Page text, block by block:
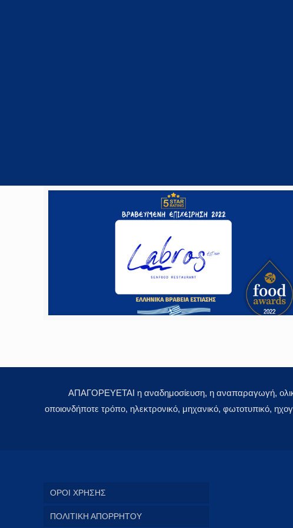
ΑΠΑΓΟΡΕΥΕΤΑΙ η αναδημοσίευση, η αναπαραγωγή,
οποιονδήποτε τρόπο, ηλεκτρονικό, μηχανικό, φωτοτυπικό,
ΟΡΟΙ ΧΡΗΣΗΣ
ΠΟΛΙΤΙΚΗ ΑΠΟΡΡΗΤΟΥ